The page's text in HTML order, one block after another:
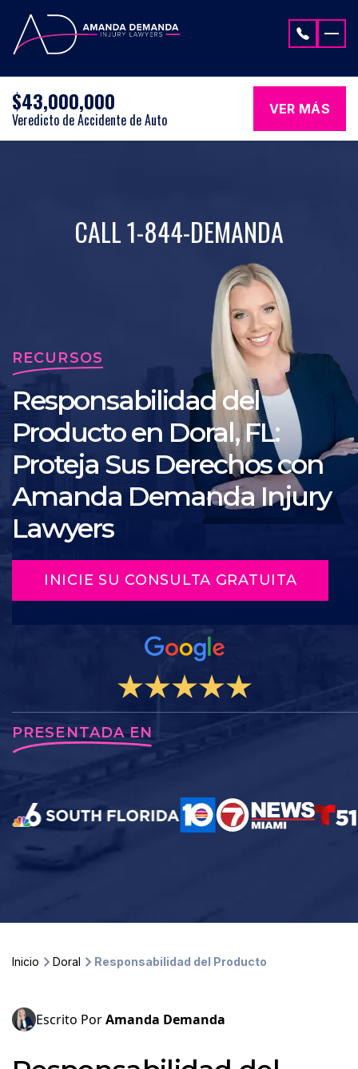
$43,000,000
Veredicto de Accidente de Auto
VER MÁS
CALL 1-844-DEMANDA
RECURSOS
Responsabilidad del
Producto en Doral, FL:
Proteja Sus Derechos con
Amanda Demanda Injury
Lawyers
INICIE SU CONSULTA GRATUITA
PRESENTADA EN
Inicio Doral Responsabilidad del Producto
Escrito PorAmanda Demanda